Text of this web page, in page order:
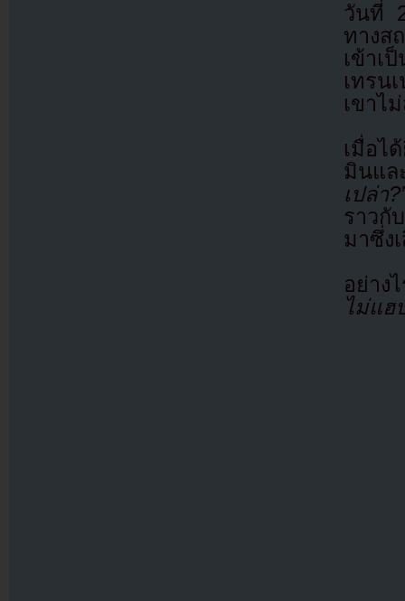
วันที่
ทางส
เข้า
เทรน
เขาไ
เมื่อไ
มินแล
เปล่า
ราวกั
มาซึ่ง
อย่าง
ไม่แฮ